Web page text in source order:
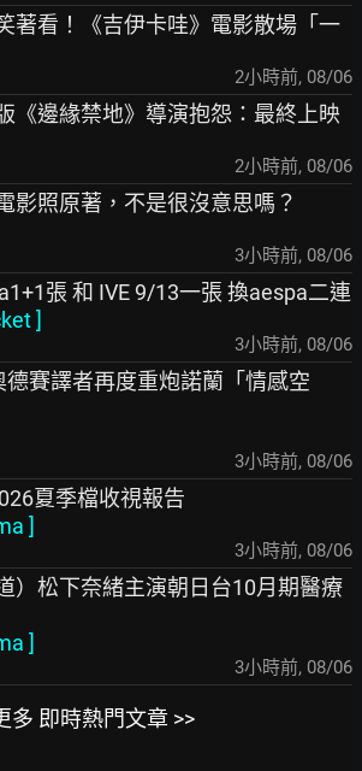
著看！《吉伊卡哇》電影散場「一
2小時前, 08/06
《邊緣禁地》導演抱怨：最終上映
2小時前, 08/06
影照原著，不是很沒意思嗎？
3小時前, 08/06
張 和 IVE 9/13一張 換aespa二連
]
3小時前, 08/06
德賽譯者再度重炮諾蘭「情感空
3小時前, 08/06
夏季檔收視報告
]
3小時前, 08/06
）松下奈緒主演朝日台10月期醫療
]
3小時前, 08/06
多 即時熱門文章 >>